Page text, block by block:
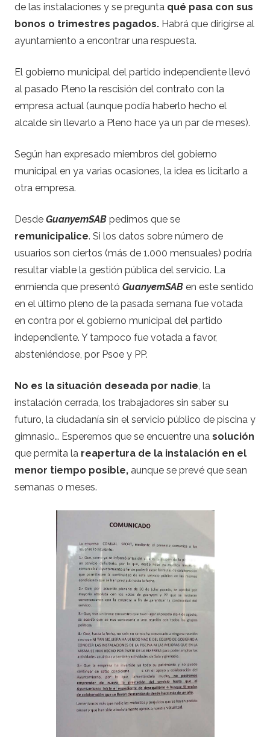
de las instalaciones y se pregunta qué pasa con sus
bonos o trimestres pagados. Habrá que dirigirse al
ayuntamiento a encontrar una respuesta.
El gobierno municipal del partido independiente llevó
al pasado Pleno la rescisión del contrato con la
empresa actual (aunque podía haberlo hecho el
alcalde sin llevarlo a Pleno hace ya un par de meses).
Según han expresado miembros del gobierno
municipal en ya varias ocasiones, la idea es licitarlo a
otra empresa.
Desde GuanyemSAB pedimos que se
remunicipalice. Si los datos sobre número de
usuarios son ciertos (más de 1.000 mensuales) podría
resultar viable la gestión pública del servicio. La
enmienda que presentó GuanyemSAB en este sentido
en el último pleno de la pasada semana fue votada
en contra por el gobierno municipal del partido
independiente. Y tampoco fue votada a favor,
absteniéndose, por Psoe y PP.
No es la situación deseada por nadie, la
instalación cerrada, los trabajadores sin saber su
futuro, la ciudadanía sin el servicio público de piscina y
gimnasio… Esperemos que se encuentre una solución
que permita la reapertura de la instalación en el
menor tiempo posible, aunque se prevé que sean
semanas o meses.